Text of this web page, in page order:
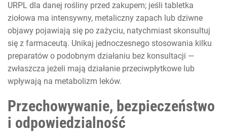
URPL dla danej rośliny przed zakupem; jeśli tabletka
ziołowa ma intensywny, metaliczny zapach lub dziwne
objawy pojawiają się po zażyciu, natychmiast skonsultuj
się z farmaceutą. Unikaj jednoczesnego stosowania kilku
preparatów o podobnym działaniu bez konsultacji —
zwłaszcza jeżeli mają działanie przeciwpłytkowe lub
wpływają na metabolizm leków.
Przechowywanie, bezpieczeństwo
i odpowiedzialność